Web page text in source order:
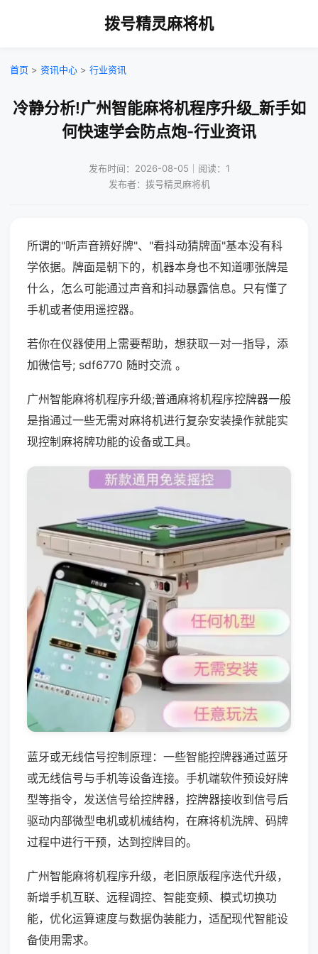
拨号精灵麻将机
首页 > 资讯中心 > 行业资讯
冷静分析!广州智能麻将机程序升级_新手如
何快速学会防点炮-行业资讯
发布时间：2026-08-05｜阅读：1
发布者：拨号精灵麻将机
所谓的"听声音辨好牌"、"看抖动猜牌面"基本没有科
学依据。牌面是朝下的，机器本身也不知道哪张牌是
什么，怎么可能通过声音和抖动暴露信息。只有懂了
手机或者使用遥控器。
若你在仪器使用上需要帮助，想获取一对一指导，添
加微信号; sdf6770 随时交流 。
广州智能麻将机程序升级;普通麻将机程序控牌器一般
是指通过一些无需对麻将机进行复杂安装操作就能实
现控制麻将牌功能的设备或工具。
蓝牙或无线信号控制原理：一些智能控牌器通过蓝牙
或无线信号与手机等设备连接。手机端软件预设好牌
型等指令，发送信号给控牌器，控牌器接收到信号后
驱动内部微型电机或机械结构，在麻将机洗牌、码牌
过程中进行干预，达到控牌目的。
广州智能麻将机程序升级，老旧原版程序迭代升级，
新增手机互联、远程调控、智能变频、模式切换功
能，优化运算速度与数据伪装能力，适配现代智能设
备使用需求。